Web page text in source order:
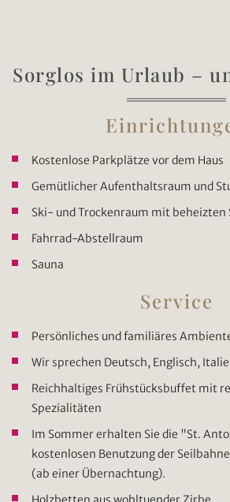
Sorglos im Urlaub –
Kostenlose Parkplätze vor dem Haus
Gemütlicher Aufenthaltsraum und
Ski- und Trockenraum mit
Fahrrad-Abstellraum
Sauna
Service
Persönliches und familiäres
Wir sprechen Deutsch, Englisch,
Reichhaltiges Frühstücksbuffet mit
Spezialitäten
Im Sommer erhalten Sie die "St.
kostenlosen Benutzung der
(ab einer Übernachtung).